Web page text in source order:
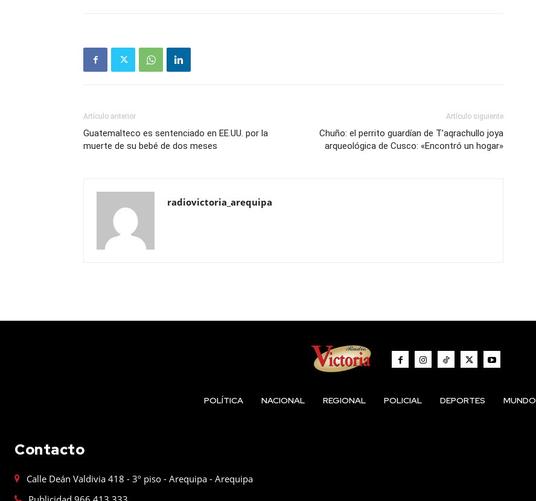
Artículo anterior
Guatemalteco es sentenciado en EE.UU. por la
muerte de su bebé de dos meses
Artículo siguiente
Chuño: el perrito guardían de T’aqrachullo joya
arqueológica de Cusco: «Encontró un hogar»
radiovictoria_arequipa
POLÍTICA NACIONAL REGIONAL POLICIAL DEPORTES MUNDO
Contacto
Calle Deán Valdivia 418 - 3º piso - Arequipa - Arequipa